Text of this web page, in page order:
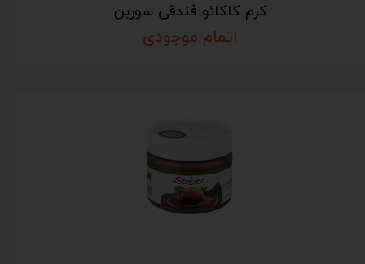
کرم کاکائو فندقی سوربن
اتمام موجودی